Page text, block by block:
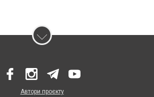
Автори проєкту